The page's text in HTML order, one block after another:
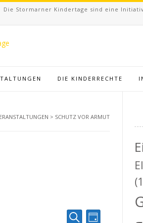
Die Stormarner Kindertage sind eine
DIE KINDERRECHTE
> SCHUTZ VOR ARMUT
V
V
Tag